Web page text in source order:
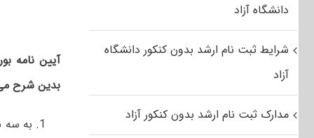
بدین شرح
دانشگاه آزاد
شرایط ثبت نام ارشد بدون کنکور دانشگاه
آزاد
مدارک ثبت نام ارشد بدون کنکور آزاد